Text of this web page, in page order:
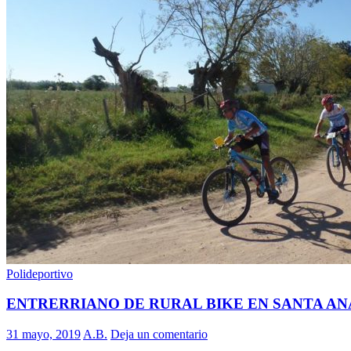
Polideportivo
ENTRERRIANO DE RURAL BIKE EN SANTA
31 mayo, 2019 A.B. Deja un comentario